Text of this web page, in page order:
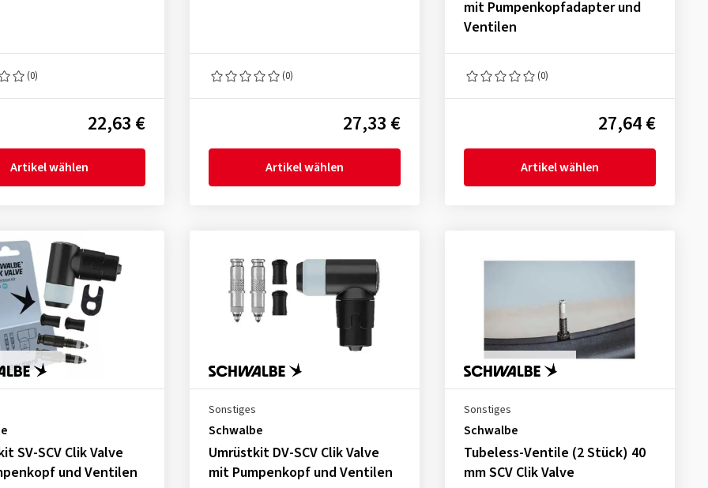
(0)
22,63 €
Artikel wählen
(0)
27,33 €
Artikel wählen
mit Pumpenkopfadapter und
Ventilen
(0)
27,64 €
Artikel wählen
SV-SCV Clik Valve
und Ventilen
Sonstiges
Schwalbe
Umrüstkit DV-SCV Clik Valve
mit Pumpenkopf und Ventilen
Sonstiges
Schwalbe
Tubeless-Ventile (2 Stück) 40
mm SCV Clik Valve